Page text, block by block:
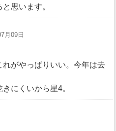
思います。
月09日
がやっぱりいい。今年は去
にくいから星4。